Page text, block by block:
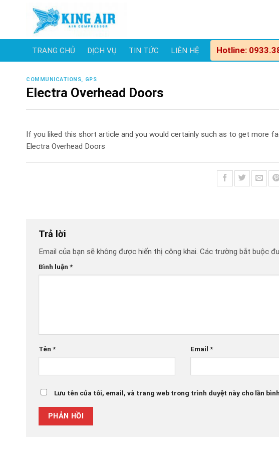
TRANG CHỦ DỊCH VỤ TIN TỨC LIÊN HỆ Hotline:
COMMUNICATIONS, GPS
Electra Overhead Doors
If you liked this short article and you would certainly such as to get more
Electra Overhead Doors
Trả lời
Email của bạn sẽ không được hiển thị công khai. Các trường bắt buộc
Bình luận *
Tên * Email*
Lưu tên của tôi, email, và trang web trong trình duyệt này cho lần